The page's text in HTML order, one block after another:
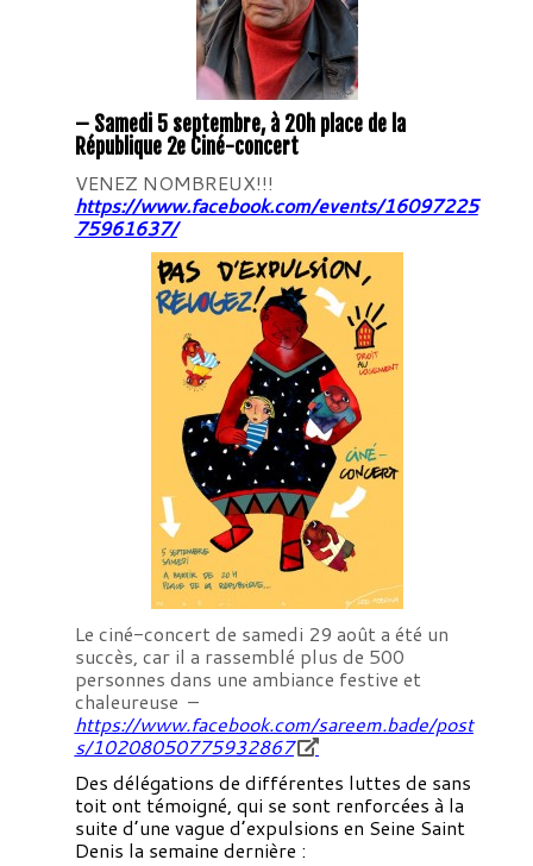
– Samedi 5 septembre, à 20h place de la
République 2e Ciné-concert
VENEZ NOMBREUX!!!
https://www.facebook.com/events/16097225
75961637/
Le ciné-concert de samedi 29 août a été un
succès, car il a rassemblé plus de 500
personnes dans une ambiance festive et
chaleureuse –
https://www.facebook.com/sareem.bade/post
s/10208050775932867
Des délégations de différentes luttes de sans
toit ont témoigné, qui se sont renforcées à la
suite d’une vague d’expulsions en Seine Saint
Denis la semaine dernière :